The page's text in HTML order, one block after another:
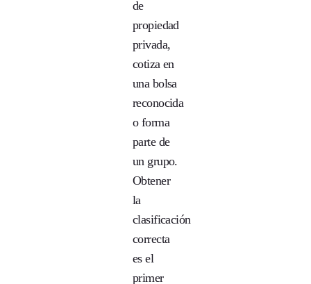
de
propiedad
privada,
cotiza en
una bolsa
reconocida
o forma
parte de
un grupo.
Obtener
la
clasificación
correcta
es el
primer